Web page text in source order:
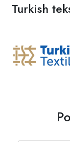
Turkish